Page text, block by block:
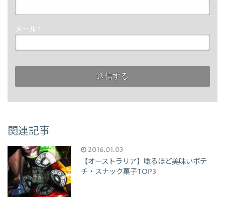
メール *
関連記事
2016.01.03
【オーストラリア】唸るほど美味いポテ
チ・スナック菓子TOP3